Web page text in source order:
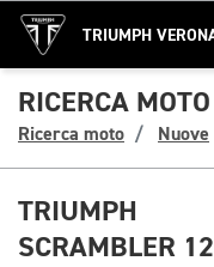
TRIUMPH
RICERCA MOTO
Ricerca moto Nuove
TRIUMPH
SCRAMBLER